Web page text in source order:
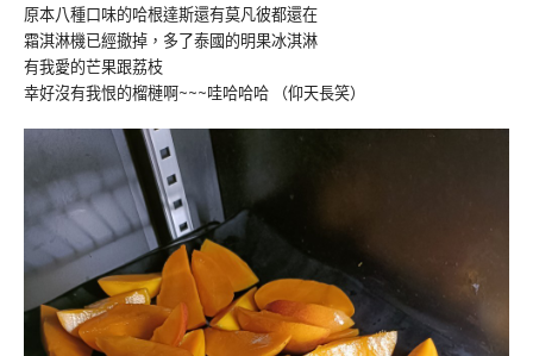
原本八種口味的哈根達斯還有莫凡彼都還在
霜淇淋機已經撤掉，多了泰國的明果冰淇淋
有我愛的芒果跟荔枝
幸好沒有我恨的榴槤啊~~~哇哈哈哈 （仰天長笑）